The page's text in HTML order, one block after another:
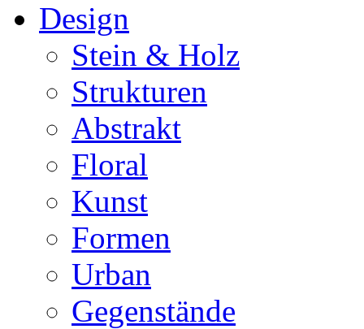
Design
Stein & Holz
Strukturen
Abstrakt
Floral
Kunst
Formen
Urban
Gegenstände